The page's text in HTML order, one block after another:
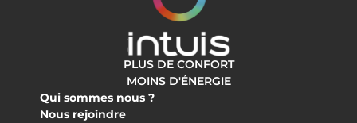
PLUS DE CONFORT
MOINS D'ÉNERGIE
Qui sommes nous ?
Nous rejoindre